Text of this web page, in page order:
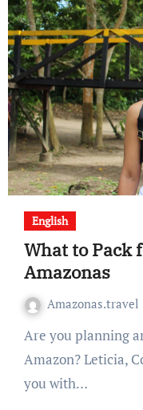
English
What to Pack
Amazonas
Amazonas.travel
Are you planning an adventure in the heart of the
Amazon? Leticia,
you with…